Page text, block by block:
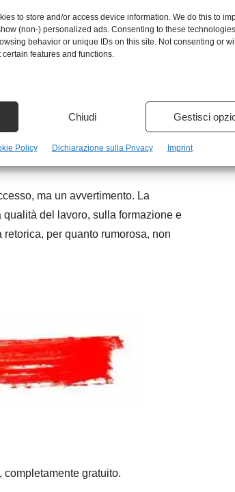
to store and/or access device information. We do this to
(non-) personalized ads. Consenting to these
behavior or unique IDs on this site. Not consenting or
features and functions.
Chiudi Gestisci
Policy Dichiarazione sulla Privacy Imprint
è una manna dal cielo: è una scelta
sotto forma di compressione della
i costi sulle fasce più deboli.
a lavori marginali, spesso negli
di una lenta americanizzazione della
classe media, aumento della
ha colpito proprio quel ceto medio
ma un avvertimento. La
del lavoro, sulla formazione e
per quanto rumorosa, non
gratuito.